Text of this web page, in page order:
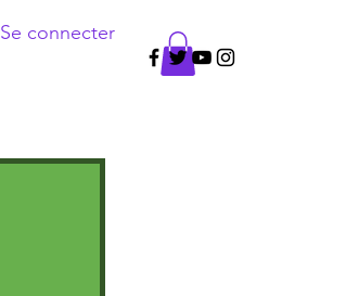
Se connecter